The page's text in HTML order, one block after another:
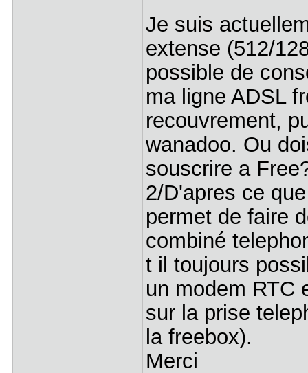
Je suis
extense (512/
possible de
ma ligne ADSL
recouvrement,
wanadoo. Ou
souscrire a
2/D'apres ce
permet de faire
combiné
t il toujours
un modem RTC
sur la prise
la freebox).
Merci